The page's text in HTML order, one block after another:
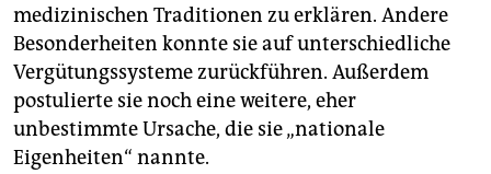
medizinischen Traditionen zu erklären. Andere
Besonderheiten konnte sie auf unterschiedliche
Vergütungssysteme zurückführen. Außerdem
postulierte sie noch eine weitere, eher
unbestimmte Ursache, die sie „nationale
Eigenheiten“ nannte.